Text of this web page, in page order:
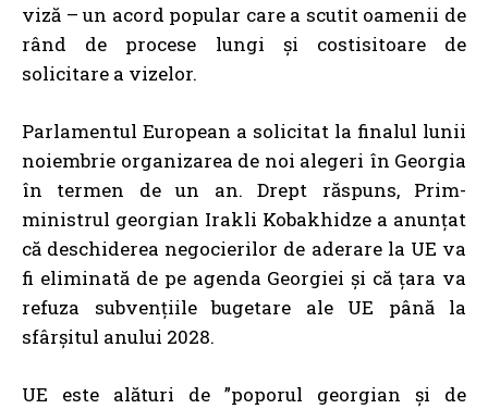
viză – un acord popular care a scutit oamenii de
rând de procese lungi și costisitoare de
solicitare a vizelor.
Parlamentul European a solicitat la finalul lunii
noiembrie organizarea de noi alegeri în Georgia
în termen de un an. Drept răspuns, Prim-
ministrul georgian Irakli Kobakhidze a anunțat
că deschiderea negocierilor de aderare la UE va
fi eliminată de pe agenda Georgiei și că țara va
refuza subvențiile bugetare ale UE până la
sfârșitul anului 2028.
UE este alături de ”poporul georgian și de